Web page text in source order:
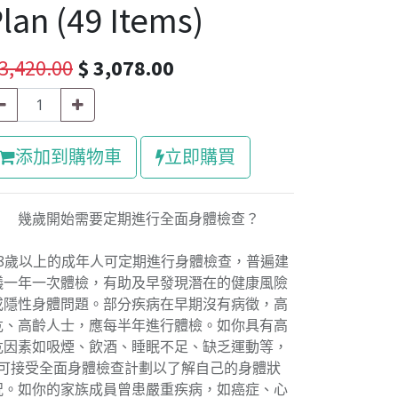
(49 Items)
$3,078.00
添加到購物車 立即購買
幾歲開始需要定期進行全面身體檢查？
歲以上的成年人可定期進行身體檢查，普遍建
一年一次體檢，有助及早發現潛在的健康風險
隱性身體問題。部分疾病在早期沒有病徵，高
、高齡人士，應每半年進行體檢。如你具有高
素如吸煙、飲酒、睡眠不足、缺乏運動等，
接受全面身體檢查計劃以了解自己的身體狀
。如你的家族成員曾患嚴重疾病，如癌症、心